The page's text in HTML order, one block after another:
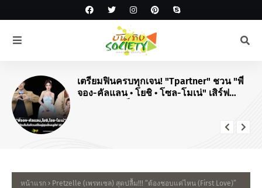
เตรียมฟินครบทุกเจน! "Tpartner" ชวน "พี่
จอง-คัลแลน • โยชิ • โซล-โมเน่" เสิร์ฟ
หน้าแรก
Pretzelle (เพรทเซล) สุดปลื้ม!!! “ต้องชอบแค่ไหน (First Love)”